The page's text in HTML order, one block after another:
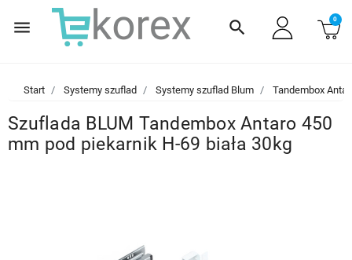
menu search 0
Start Systemy szuflad Systemy szuflad Blum Tandembox
Szuflada BLUM Tandembox Antaro 450
mm pod piekarnik H-69 biała 30kg